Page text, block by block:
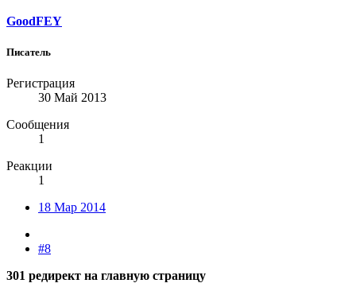
GoodFEY
Писатель
Регистрация
30 Май 2013
Сообщения
1
Реакции
1
18 Мар 2014
#8
301 редирект на главную страницу